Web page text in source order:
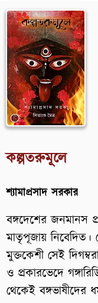
কল্পতরুমূলে
শ্যামাপ্রসাদ সরকার
বঙ্গদেশের জনমানস
মাতৃপূজায় নিবেদিত।
মুক্তকেশী সেই
ও প্রকারভেদে
থেকেই বঙ্গভাষীদের